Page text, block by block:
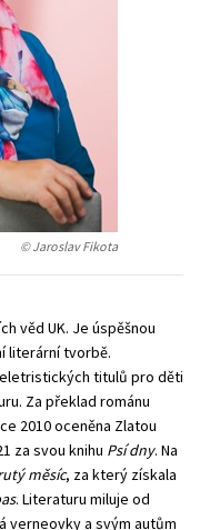
Zdraví a životní styl
© Jaroslav Fikota
věd UK. Je úspěšnou
literární tvorbě.
titulů pro děti
Za překlad románu
2010 oceněna Zlatou
za svou knihu Psí dny. Na
měsíc, za který získala
. Literaturu miluje od
verneovky a svým autům